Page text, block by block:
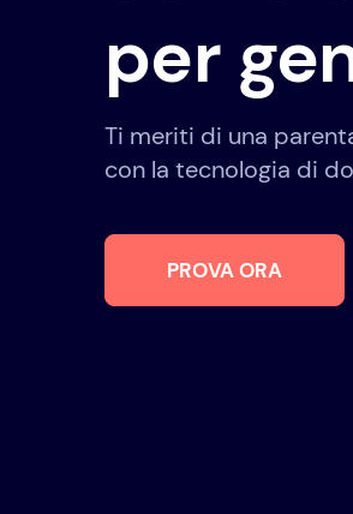
per
Ti meriti di una
con la tecnologia di
PROVA ORA